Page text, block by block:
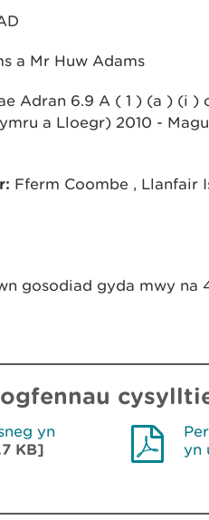
a Mr Huw Adams
Adran 6.9 A ( 1 ) (a ) (i )
a Lloegr) 2010 -
Fferm Coombe , Llanfair
gosodiad gyda mwy na
yn
KB]
yn